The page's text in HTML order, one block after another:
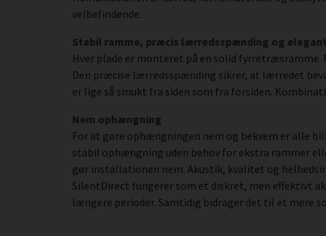
velbefindende.
Stabil ramme, præcis lærredsspænding og
Hver plade er monteret på en solid fyrretræsramme.
Den præcise lærredsspænding sikrer, at lærredet
er lige så smukt fra siden som fra forsiden.
Nem ophængning
For at gøre ophængningen nem og bekvem er alle
stabil ophængning uden behov for ekstra rammer
gør installationen nem. Akustik, kvalitet og
SilentDirect fungerer som et diskret, men effektivt
længere perioder. Samtidig bidrager det til et mere